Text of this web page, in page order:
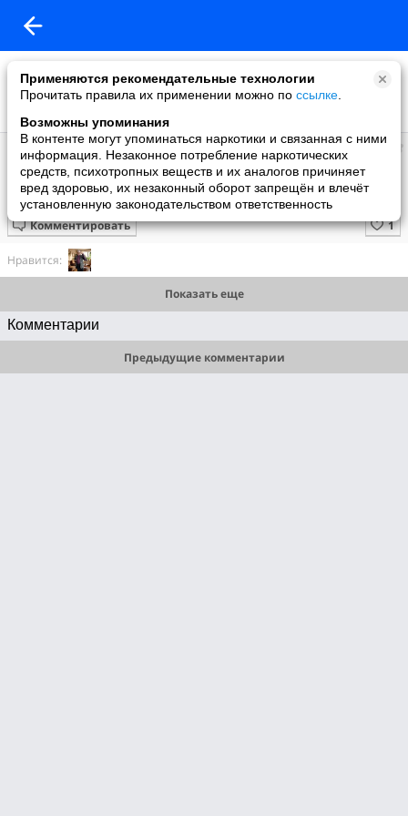
Применяются рекомендательные технологии
Прочитать правила их применении можно по ссылке
Возможны упоминания
В контенте могут упоминаться наркотики и связанная с ними
информация. Незаконное потребление наркотических
средств, психотропных веществ и их аналогов причиняет
вред здоровью, их незаконный оборот запрещён и влечёт
установленную законодательством ответственность
Супер топ
добавил видео
3 июня
Малыши, играющие с водой
Комментировать
Нравится:
Показать еще
Комментарии
Предыдущие комментарии